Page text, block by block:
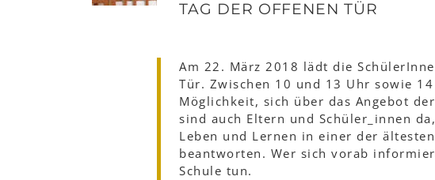
TAG DER OFFENEN TÜR
Am 22. März 2018 lädt die
Tür. Zwischen 10 und 13 Uhr sowie
Möglichkeit, sich über das Angebot
sind auch Eltern und Schüler_innen
Leben und Lernen in einer der
beantworten. Wer sich vorab
Schule tun.